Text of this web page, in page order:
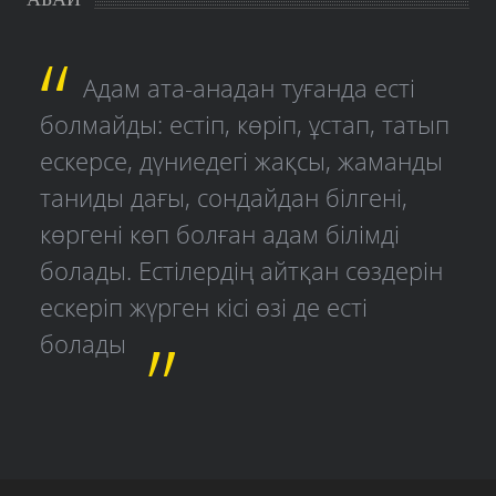
Адам ата-анадан туғанда есті
болмайды: естіп, көріп, ұстап, татып
ескерсе, дүниедегі жақсы, жаманды
таниды дағы, сондайдан білгені,
көргені көп болған адам білімді
болады. Естілердің айтқан сөздерін
ескеріп жүрген кісі өзі де есті
болады